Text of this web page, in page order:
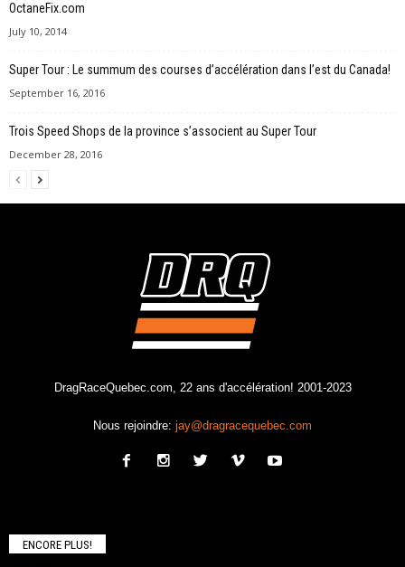
OctaneFix.com
July 10, 2014
Super Tour : Le summum des courses d’accélération dans l’est du Canada!
September 16, 2016
Trois Speed Shops de la province s’associent au Super Tour
December 28, 2016
DragRaceQuebec.com, 22 ans d'accélération! 2001-2023
Nous rejoindre: jay@dragracequebec.com
ENCORE PLUS!